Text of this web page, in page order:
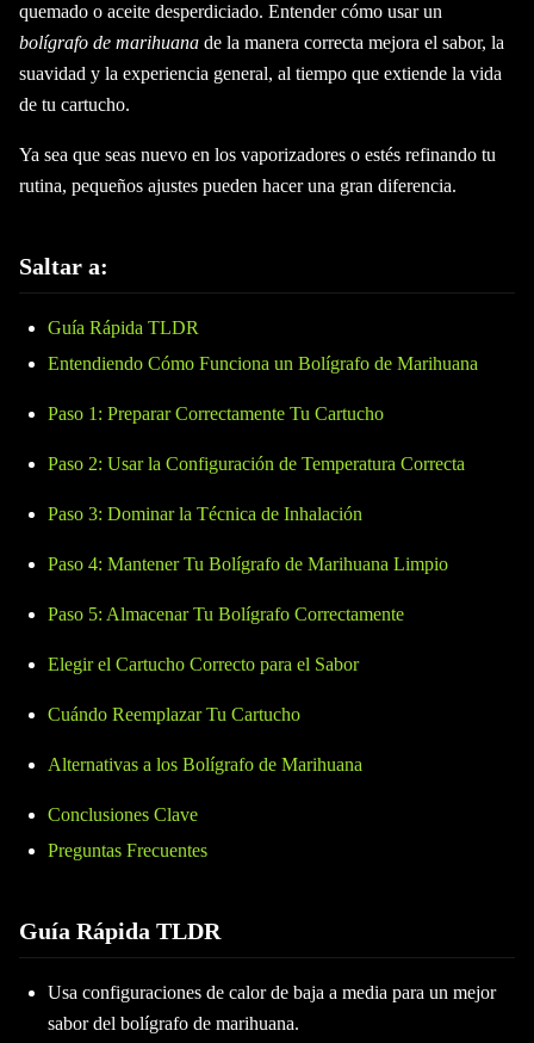
quemado o aceite desperdiciado. Entender cómo usar un
bolígrafo de marihuana de la manera correcta mejora el sabor, la
suavidad y la experiencia general, al tiempo que extiende la vida
de tu cartucho.
Ya sea que seas nuevo en los vaporizadores o estés refinando tu
rutina, pequeños ajustes pueden hacer una gran diferencia.
Saltar a:
Guía Rápida TLDR
Entendiendo Cómo Funciona un Bolígrafo de Marihuana
Paso 1: Preparar Correctamente Tu Cartucho
Paso 2: Usar la Configuración de Temperatura Correcta
Paso 3: Dominar la Técnica de Inhalación
Paso 4: Mantener Tu Bolígrafo de Marihuana Limpio
Paso 5: Almacenar Tu Bolígrafo Correctamente
Elegir el Cartucho Correcto para el Sabor
Cuándo Reemplazar Tu Cartucho
Alternativas a los Bolígrafo de Marihuana
Conclusiones Clave
Preguntas Frecuentes
Guía Rápida TLDR
Usa configuraciones de calor de baja a media para un mejor
sabor del bolígrafo de marihuana.